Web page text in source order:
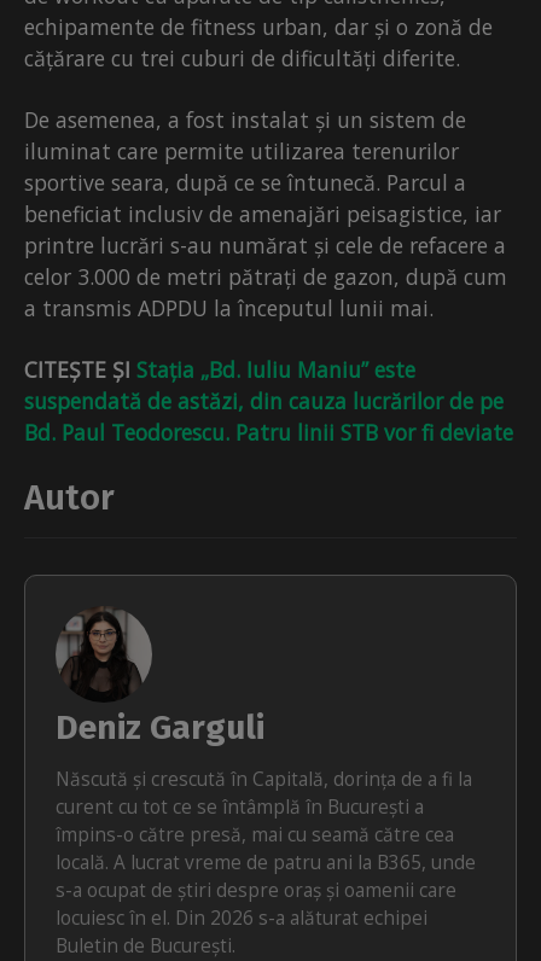
echipamente de fitness urban, dar și o zonă de
cățărare cu trei cuburi de dificultăți diferite.
De asemenea, a fost instalat și un sistem de
iluminat care permite utilizarea terenurilor
sportive seara, după ce se întunecă. Parcul a
beneficiat inclusiv de amenajări peisagistice, iar
printre lucrări s-au numărat și cele de refacere a
celor 3.000 de metri pătrați de gazon, după cum
a transmis ADPDU la începutul lunii mai.
CITEȘTE ȘI Stația „Bd. Iuliu Maniu” este
suspendată de astăzi, din cauza lucrărilor de pe
Bd. Paul Teodorescu. Patru linii STB vor fi deviate
Autor
Deniz Garguli
Născută și crescută în Capitală, dorința de a fi la
curent cu tot ce se întâmplă în București a
împins-o către presă, mai cu seamă către cea
locală. A lucrat vreme de patru ani la B365, unde
s-a ocupat de știri despre oraș și oamenii care
locuiesc în el. Din 2026 s-a alăturat echipei
Buletin de București.